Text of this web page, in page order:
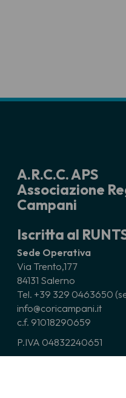
A.R.C.C. APS
Associazione
Campani
Iscritta al
Sede Operativa
Via Trento,177
84131 Salerno
Tel. +39 329 0463650
info@coricampani.it
c.f. 91018290659
P.IVA 04832240651